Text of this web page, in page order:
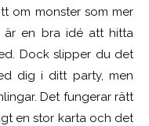
om monster som mer
är en bra idé att hitta
Dock slipper du det
dig i ditt party, men
Det fungerar rätt
en stor karta och det